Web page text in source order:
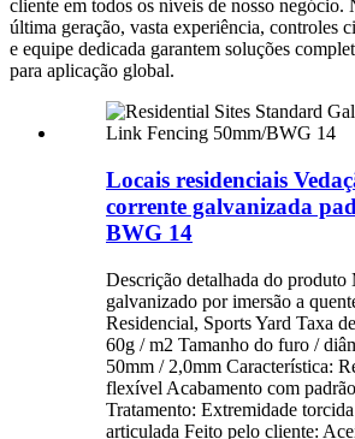
cliente em todos os níveis de nosso negócio.
última geração, vasta experiência, controles
e equipe dedicada garantem soluções
para aplicação global.
Locais residenciais
corrente galvanizada
BWG 14
Descrição detalhada do produto
galvanizado por imersão a
Residencial, Sports Yard Taxa
60g / m2 Tamanho do furo /
50mm / 2,0mm Característica:
flexível Acabamento com
Tratamento: Extremidade
articulada Feito pelo cliente: